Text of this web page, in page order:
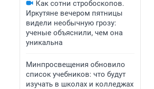
Как сотни стробоскопов.
Иркутяне вечером пятницы
видели необычную грозу:
ученые объяснили, чем она
уникальна
Минпросвещения обновило
список учебников: что будут
изучать в школах и колледжах